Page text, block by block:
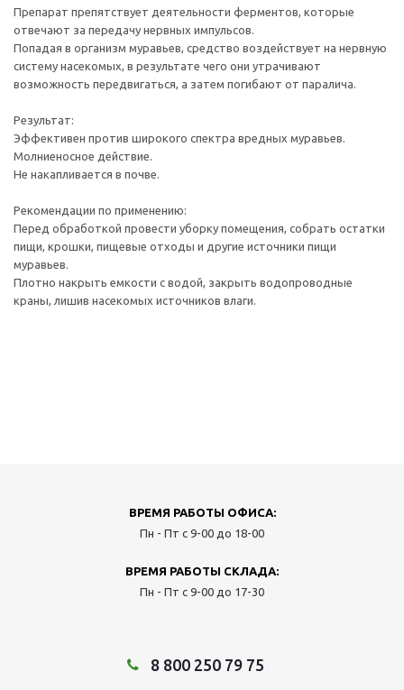
Препарат препятствует деятельности ферментов, которые
отвечают за передачу нервных импульсов.
Попадая в организм муравьев, средство воздействует на нервную
систему насекомых, в результате чего они утрачивают
возможность передвигаться, а затем погибают от паралича.
Результат:
Эффективен против широкого спектра вредных муравьев.
Молниеносное действие.
Не накапливается в почве.
Рекомендации по применению:
Перед обработкой провести уборку помещения, собрать остатки
пищи, крошки, пищевые отходы и другие источники пищи
муравьев.
Плотно накрыть емкости с водой, закрыть водопроводные
краны, лишив насекомых источников влаги.
ВРЕМЯ РАБОТЫ ОФИСА:
Пн - Пт с 9-00 до 18-00
ВРЕМЯ РАБОТЫ СКЛАДА:
Пн - Пт с 9-00 до 17-30
8 800 250 79 75